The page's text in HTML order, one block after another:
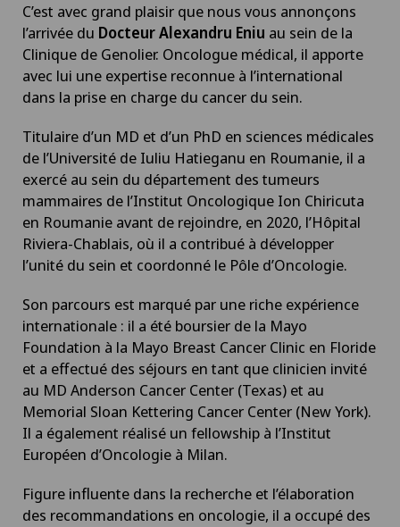
C’est avec grand plaisir que nous vous annonçons
l’arrivée du Docteur Alexandru Eniu au sein de la
Clinique de Genolier. Oncologue médical, il apporte
avec lui une expertise reconnue à l’international
dans la prise en charge du cancer du sein.
Titulaire d’un MD et d’un PhD en sciences médicales
de l’Université de Iuliu Hatieganu en Roumanie, il a
exercé au sein du département des tumeurs
mammaires de l’Institut Oncologique Ion Chiricuta
en Roumanie avant de rejoindre, en 2020, l’Hôpital
Riviera-Chablais, où il a contribué à développer
l’unité du sein et coordonné le Pôle d’Oncologie.
Son parcours est marqué par une riche expérience
internationale : il a été boursier de la Mayo
Foundation à la Mayo Breast Cancer Clinic en Floride
et a effectué des séjours en tant que clinicien invité
au MD Anderson Cancer Center (Texas) et au
Memorial Sloan Kettering Cancer Center (New York).
Il a également réalisé un fellowship à l’Institut
Européen d’Oncologie à Milan.
Figure influente dans la recherche et l’élaboration
des recommandations en oncologie, il a occupé des